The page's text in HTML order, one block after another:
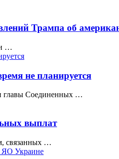
Трампа об
и …
не планируется
главы Соединенных …
выплат
связанных …